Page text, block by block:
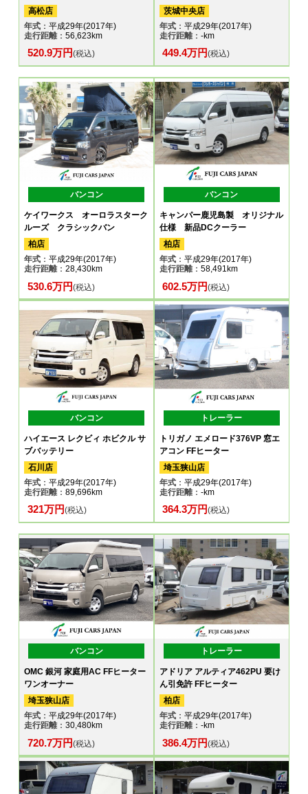
高松店
年式 ：平成29年(2017年)
走行距離：56,623km
520.9万円(税込)
茨城中央店
年式：平成29年(2017年)
走行距離：-km
449.4万円(税込)
バンコン
ケイワークス オーロラスターク
ルーズ クラシックバン
柏店
年式 ：平成29年(2017年)
走行距離：28,430km
530.6万円(税込)
バンコン
キャンパー鹿児島製 オリジナル
仕様 新品DCクーラー
柏店
年式：平成29年(2017年)
走行距離：58,491km
602.5万円(税込)
バンコン
ハイエース レクビィ ホビクル サ
ブバッテリー
石川店
年式 ：平成29年(2017年)
走行距離：89,696km
321万円(税込)
トレーラー
トリガノ エメロード376VP 窓エ
アコン FFヒーター
埼玉狭山店
年式：平成29年(2017年)
走行距離：-km
364.3万円(税込)
バンコン
OMC 銀河 家庭用AC FFヒーター
ワンオーナー
埼玉狭山店
年式 ：平成29年(2017年)
走行距離：30,480km
720.7万円(税込)
トレーラー
アドリア アルティア462PU 要け
ん引免許 FFヒーター
柏店
年式：平成29年(2017年)
走行距離：-km
386.4万円(税込)